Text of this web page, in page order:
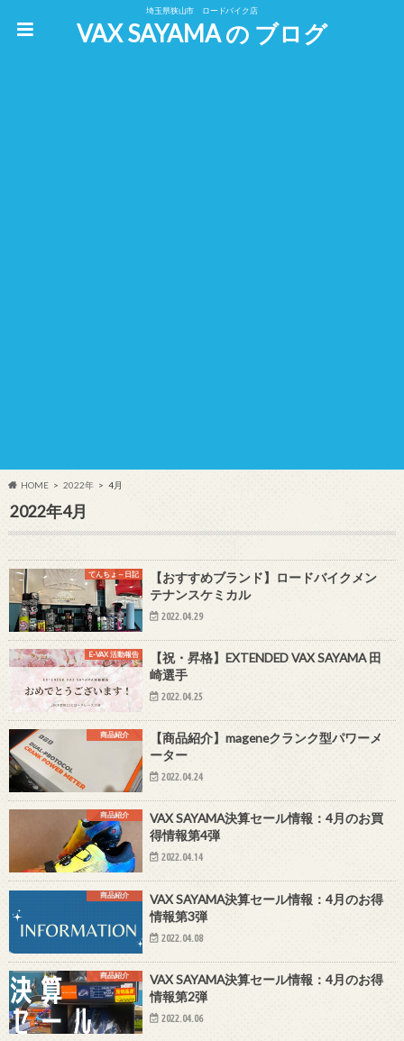
埼玉県狭山市 ロードバイク店
VAX SAYAMA の ブログ
HOME 2022年 4月
2022年4月
てんちょ～日記
【おすすめブランド】ロードバイクメン
テナンスケミカル
2022.04.29
E-VAX 活動報告
【祝・昇格】EXTENDED VAX SAYAMA 田
崎選手
2022.04.25
商品紹介
【商品紹介】mageneクランク型パワーメ
ーター
2022.04.24
商品紹介
VAX SAYAMA決算セール情報：4月のお買
得情報第4弾
2022.04.14
商品紹介
VAX SAYAMA決算セール情報：4月のお得
情報第3弾
2022.04.08
商品紹介
VAX SAYAMA決算セール情報：4月のお得
情報第2弾
2022.04.06